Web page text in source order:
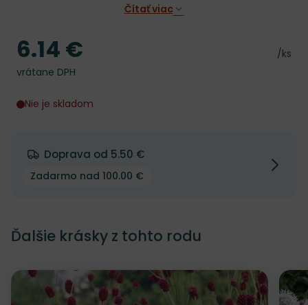
Čítať viac
Cena
/ks
Cena
6.14 €
vrátane DPH
Nie je skladom
Doprava od 5.50 €
Zadarmo nad 100.00 €
Ďalšie krásky z tohto rodu